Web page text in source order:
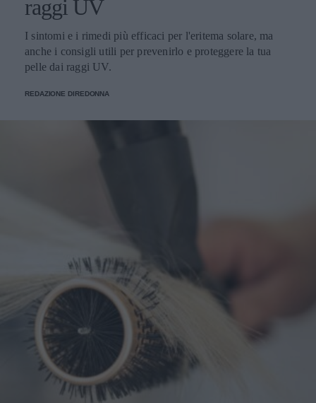
raggi UV
I sintomi e i rimedi più efficaci per l'eritema solare, ma
anche i consigli utili per prevenirlo e proteggere la tua
pelle dai raggi UV.
REDAZIONE DIREDONNA